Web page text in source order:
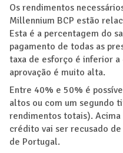
Os rendimentos
Millennium BCP estão
Esta é a percentagem do
pagamento de todas as
taxa de esforço é inferior
aprovação é muito alta.
Entre 40% e 50% é
altos ou com um segundo
rendimentos totais).
crédito vai ser recusado
de Portugal.